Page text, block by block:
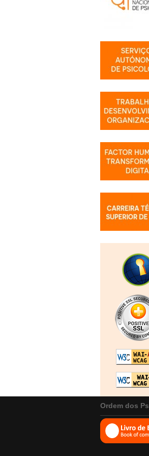
Ordem dos